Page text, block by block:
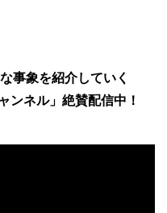
事象を紹介していく
ンネル」絶賛配信中！